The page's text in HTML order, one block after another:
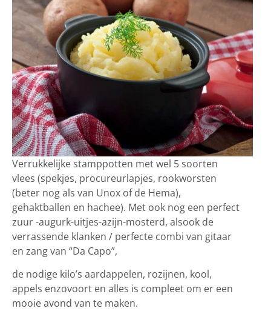
Verrukkelijke stamppotten met wel 5 soorten
vlees (spekjes, procureurlapjes, rookworsten
(beter nog als van Unox of de Hema),
gehaktballen en hachee). Met ook nog een perfect
zuur -augurk-uitjes-azijn-mosterd, alsook de
verrassende klanken / perfecte combi van gitaar
en zang van “Da Capo”,
de nodige kilo’s aardappelen, rozijnen, kool,
appels enzovoort en alles is compleet om er een
mooie avond van te maken.